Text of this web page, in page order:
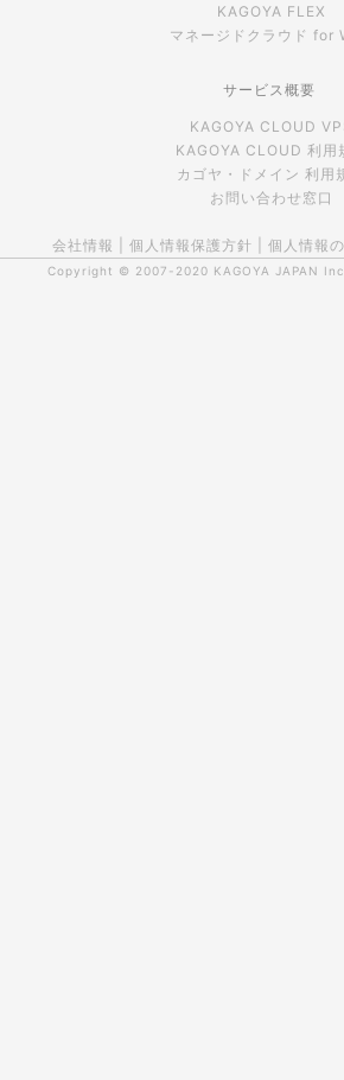
KAGOYA FLEX
マネージドクラウド for
サービス概要
KAGOYA CLOUD
KAGOYA CLOUD 利用
カゴヤ・ドメイン 利用
お問い合わせ窓口
会社情報 個人情報保護方針 個人情報
Copyright © 2007-2020 KAGOYA JAPAN Inc.